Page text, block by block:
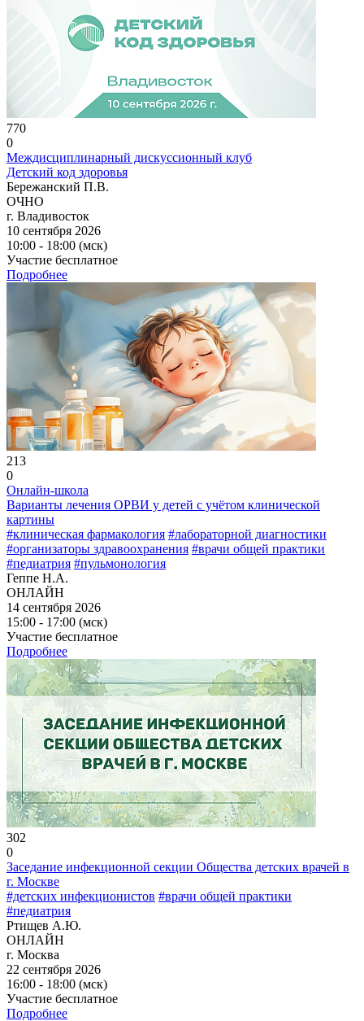
770
0
Междисциплинарный дискуссионный клуб
Детский код здоровья
Бережанский П.В.
ОЧНО
г. Владивосток
10 сентября 2026
10:00 - 18:00 (мск)
Участие бесплатное
Подробнее
213
0
Онлайн-школа
Варианты лечения ОРВИ у детей с учётом клинической
картины
#клиническая фармакология #лабораторной диагностики
#организаторы здравоохранения #врачи общей практики
#педиатрия #пульмонология
Геппе Н.А.
ОНЛАЙН
14 сентября 2026
15:00 - 17:00 (мск)
Участие бесплатное
Подробнее
302
0
Заседание инфекционной секции Общества детских врачей в
г. Москве
#детских инфекционистов #врачи общей практики
#педиатрия
Ртищев А.Ю.
ОНЛАЙН
г. Москва
22 сентября 2026
16:00 - 18:00 (мск)
Участие бесплатное
Подробнее